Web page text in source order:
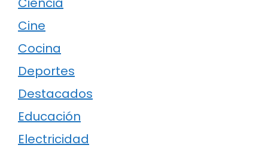
Cine
Cocina
Deportes
Destacados
Educación
Electricidad